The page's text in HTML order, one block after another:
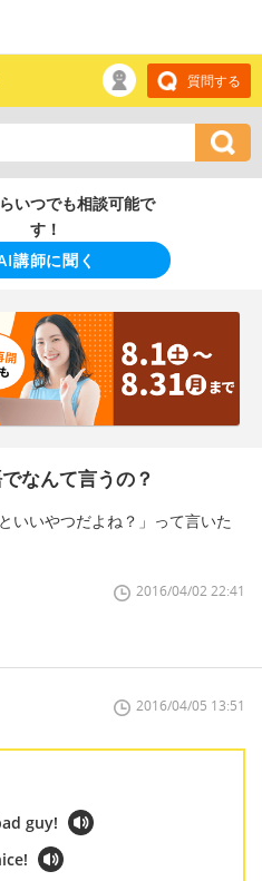
質問する
いつでも相談可能で
す！
講師に聞く
なんて言うの？
いいやつだよね？」って言いた
2016/04/02 22:41
2016/04/05 13:51
guy!